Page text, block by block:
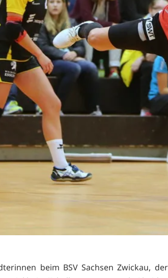
beim BSV Sachsen Zwickau,